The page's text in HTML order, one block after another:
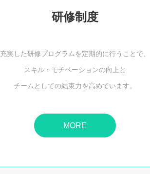
研修制度
充実した研修プログラムを定期的に行うことで、
スキル・モチベーションの向上と
チームとしての結束力を高めています。
MORE